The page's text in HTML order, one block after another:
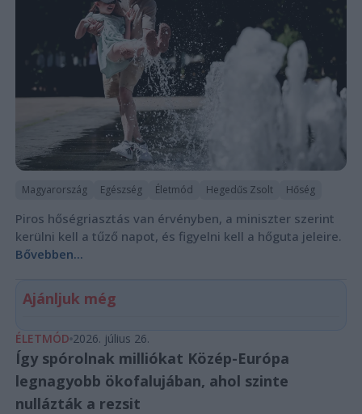
Magyarország Egészség Életmód Hegedűs Zsolt Hőség
Piros hőségriasztás van érvényben, a miniszter szerint
kerülni kell a tűző napot, és figyelni kell a hőguta jeleire.
Bővebben...
Ajánljuk még
ÉLETMÓD 2026. július 26.
Így spórolnak milliókat Közép-Európa
legnagyobb ökofalujában, ahol szinte
nullázták a rezsit